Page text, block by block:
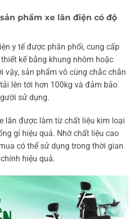
phẩm xe lăn điện có độ
y tế được phân phối, cung cấp
kế bằng khung nhôm hoặc
vậy, sản phẩm vô cùng chắc chắn
lên tới hơn 100kg và đảm bảo
sử dụng.
lăn được làm từ chất liệu kim loại
gỉ hiệu quả. Nhờ chất liệu cao
có thể sử dụng trong thời gian
hiệu quả.